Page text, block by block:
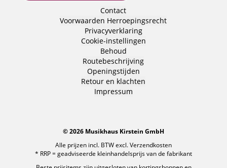
Contact
Voorwaarden Herroepingsrecht
Privacyverklaring
Cookie-instellingen
Behoud
Routebeschrijving
Openingstijden
Retour en klachten
Impressum
© 2026 Musikhaus Kirstein GmbH
Alle prijzen incl. BTW excl.Verzendkosten
* RRP = geadviseerde kleinhandelsprijs van de fabrikant